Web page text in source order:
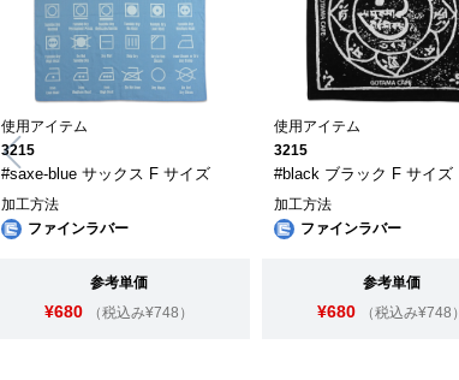
使用アイテム
3215
#saxe-blue サックス F サイズ
加工方法
ファインラバー
参考単価
¥680 （税込み¥748）
使用アイテム
3215
#black ブラック F サイズ
加工方法
ファインラバー
参考単価
¥680 （税込み¥748）